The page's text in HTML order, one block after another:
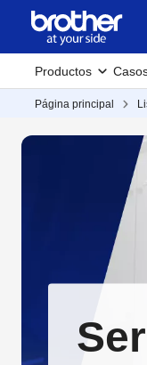
Productos
Página principal